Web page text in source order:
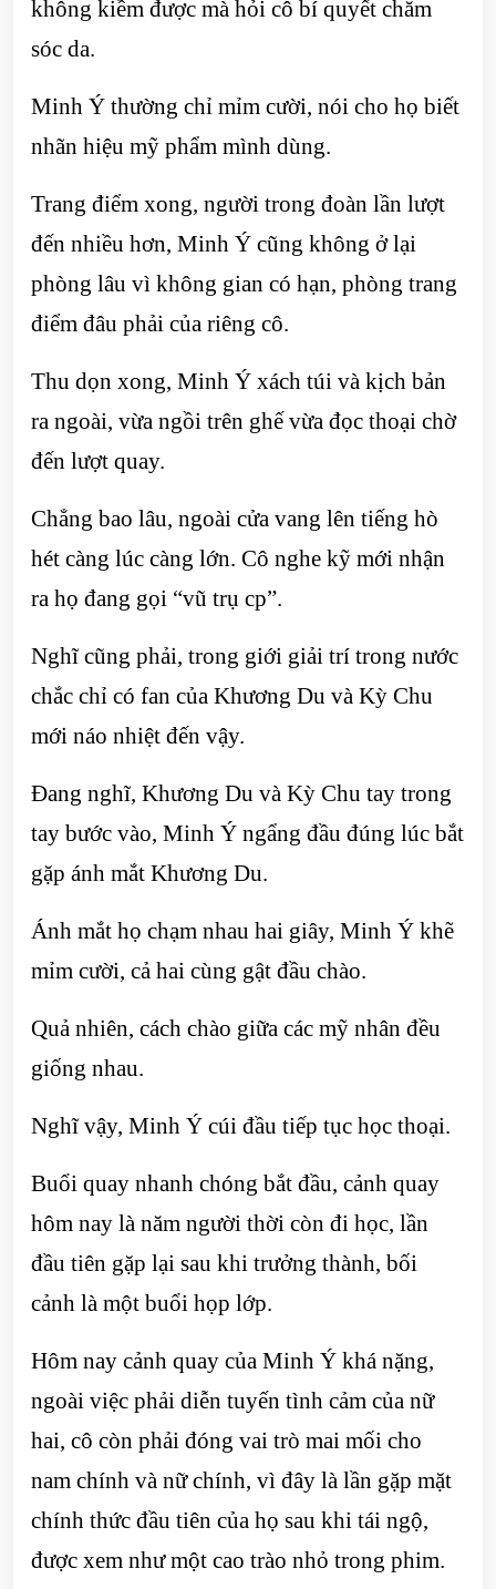
không kiềm được mà hỏi cô bí quyết chăm
sóc da.
Minh Ý thường chỉ mỉm cười, nói cho họ biết
nhãn hiệu mỹ phẩm mình dùng.
Trang điểm xong, người trong đoàn lần lượt
đến nhiều hơn, Minh Ý cũng không ở lại
phòng lâu vì không gian có hạn, phòng trang
điểm đâu phải của riêng cô.
Thu dọn xong, Minh Ý xách túi và kịch bản
ra ngoài, vừa ngồi trên ghế vừa đọc thoại chờ
đến lượt quay.
Chẳng bao lâu, ngoài cửa vang lên tiếng hò
hét càng lúc càng lớn. Cô nghe kỹ mới nhận
ra họ đang gọi “vũ trụ cp”.
Nghĩ cũng phải, trong giới giải trí trong nước
chắc chỉ có fan của Khương Du và Kỳ Chu
mới náo nhiệt đến vậy.
Đang nghĩ, Khương Du và Kỳ Chu tay trong
tay bước vào, Minh Ý ngẩng đầu đúng lúc bắt
gặp ánh mắt Khương Du.
Ánh mắt họ chạm nhau hai giây, Minh Ý khẽ
mỉm cười, cả hai cùng gật đầu chào.
Quả nhiên, cách chào giữa các mỹ nhân đều
giống nhau.
Nghĩ vậy, Minh Ý cúi đầu tiếp tục học thoại.
Buổi quay nhanh chóng bắt đầu, cảnh quay
hôm nay là năm người thời còn đi học, lần
đầu tiên gặp lại sau khi trưởng thành, bối
cảnh là một buổi họp lớp.
Hôm nay cảnh quay của Minh Ý khá nặng,
ngoài việc phải diễn tuyến tình cảm của nữ
hai, cô còn phải đóng vai trò mai mối cho
nam chính và nữ chính, vì đây là lần gặp mặt
chính thức đầu tiên của họ sau khi tái ngộ,
được xem như một cao trào nhỏ trong phim.